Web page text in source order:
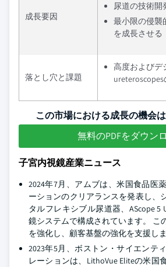
成長要因
尿道の技術開
最小限の侵襲
を成長させる
落とし穴と課題
高度およびデ
この市場における成長の機会
無料のPDFをダウン
子宮内視鏡産業ニュース
2024年7月、アムブは、米国食品医
ーションのクリアランスを発表し、
タルフレキシブル尿道器、AScope 5
鏡システムで構成されています。 こ
を強化し、顧客基盤の強化を支援しま
2023年5月、ボストン・サイエンテ
レーションは、LithoVue Eliteの米国